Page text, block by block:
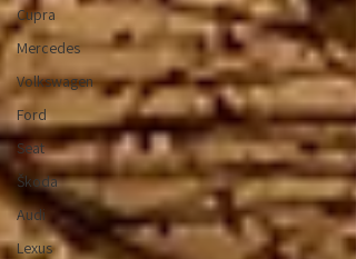
Cupra
Mercedes
Volkswagen
Ford
Seat
Škoda
Audi
Lexus